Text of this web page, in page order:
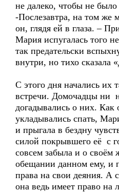
не далеко, чтобы не
-Послезавтра, на том же
он, глядя ей в глаза. –
Мария испугалась того
так предательски
внутри, но тихо сказала
С этого дня начались их
встречи. Домочадцы ни
догадывались о них. Как
укладывались спать,
и прыгала в бездну
силой покрывшего её с
совсем забыла и о своём
обещании данном ему, и
права на свои деяния. А
она ведь имеет право на